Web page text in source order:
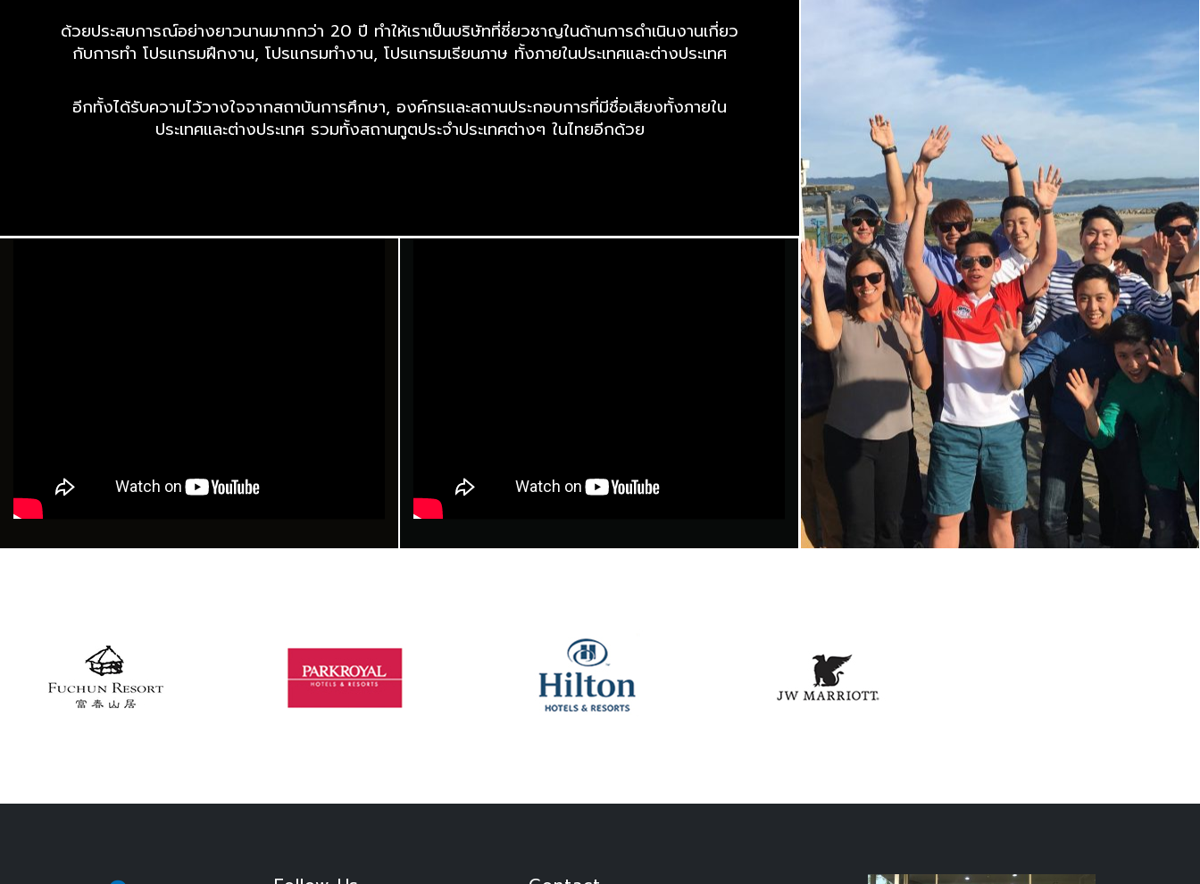
ด้วยประสบการณ์อย่างยาวนานมากกว่า 20 ปี ทำให้เราเป็นบริษัทที่ชี่ยวชาญในด้านการดำเนินงานเกี่ยว
กับการทำ โปรแกรมฝึกงาน, โปรแกรมทำงาน, โปรแกรมเรียนภาษ ทั้งภายในประเทศและต่างประเทศ
อีกทั้งได้รับความไว้วางใจจากสถาบันการศึกษา, องค์กรและสถานประกอบการที่มีชื่อเสียงทั้งภายใน
ประเทศและต่างประเทศ รวมทั้งสถานทูตประจำประเทศต่างๆ ในไทยอีกด้วย